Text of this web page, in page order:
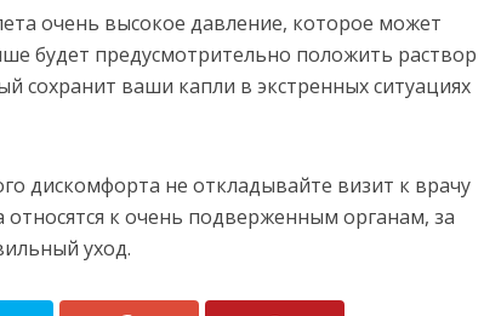
очень высокое давление, которое может
будет предусмотрительно положить раствор
сохранит ваши капли в экстренных ситуациях
дискомфорта не откладывайте визит к врачу
к очень подверженным органам, за
уход.